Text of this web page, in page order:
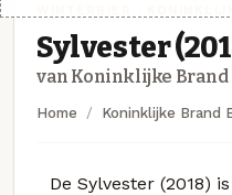
Sylvester
van Koninklijke
Home Koninklijke Brand
De Sylvester (2018)